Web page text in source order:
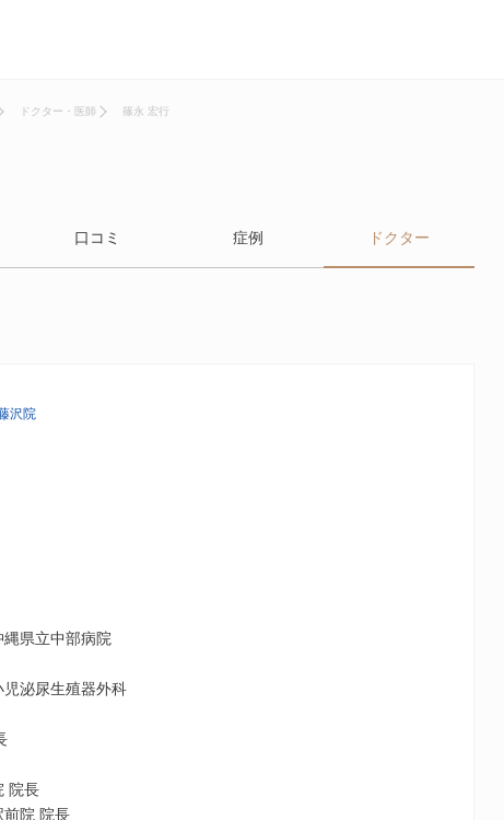
ドクター・医師 篠永 宏行
口コミ 症例 ドクター
沢院
県立中部病院
泌尿生殖器外科
院長
院 院長